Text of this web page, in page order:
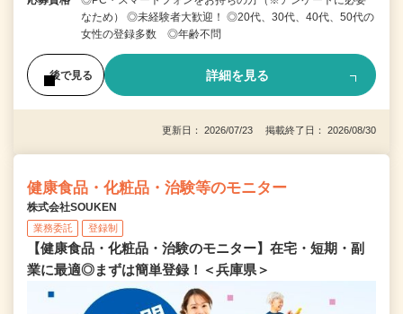
なため） ◎未経験者大歓迎！ ◎20代、30代、40代、50代の
女性の登録多数 ◎年齢不問
後で見る 詳細を見る
更新日： 2026/07/23 掲載終了日： 2026/08/30
健康食品・化粧品・治験等のモニター
株式会社SOUKEN
業務委託 登録制
【健康食品・化粧品・治験のモニター】在宅・短期・副
業に最適◎まずは簡単登録！＜兵庫県＞